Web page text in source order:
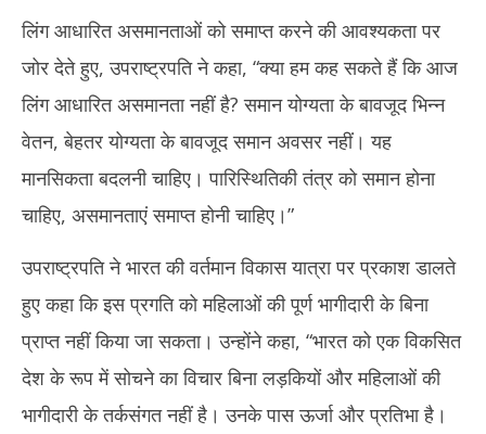
लिंग आधारित असमानताओं को समाप्त करने की आवश्यकता पर
जोर देते हुए, उपराष्ट्रपति ने कहा, “क्या हम कह सकते हैं कि आज
लिंग आधारित असमानता नहीं है? समान योग्यता के बावजूद भिन्न
वेतन, बेहतर योग्यता के बावजूद समान अवसर नहीं। यह
मानसिकता बदलनी चाहिए। पारिस्थितिकी तंत्र को समान होना
चाहिए, असमानताएं समाप्त होनी चाहिए।”
उपराष्ट्रपति ने भारत की वर्तमान विकास यात्रा पर प्रकाश डालते
हुए कहा कि इस प्रगति को महिलाओं की पूर्ण भागीदारी के बिना
प्राप्त नहीं किया जा सकता। उन्होंने कहा, “भारत को एक विकसित
देश के रूप में सोचने का विचार बिना लड़कियों और महिलाओं की
भागीदारी के तर्कसंगत नहीं है। उनके पास ऊर्जा और प्रतिभा है।